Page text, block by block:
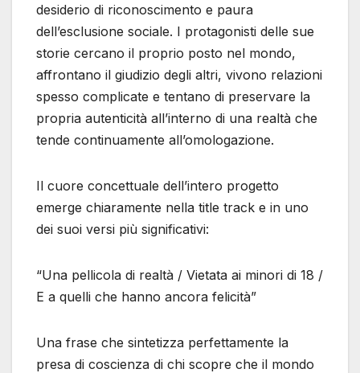
desiderio di riconoscimento e paura
dell’esclusione sociale. I protagonisti delle sue
storie cercano il proprio posto nel mondo,
affrontano il giudizio degli altri, vivono relazioni
spesso complicate e tentano di preservare la
propria autenticità all’interno di una realtà che
tende continuamente all’omologazione.
Il cuore concettuale dell’intero progetto
emerge chiaramente nella title track e in uno
dei suoi versi più significativi:
“Una pellicola di realtà / Vietata ai minori di 18 /
E a quelli che hanno ancora felicità”
Una frase che sintetizza perfettamente la
presa di coscienza di chi scopre che il mondo